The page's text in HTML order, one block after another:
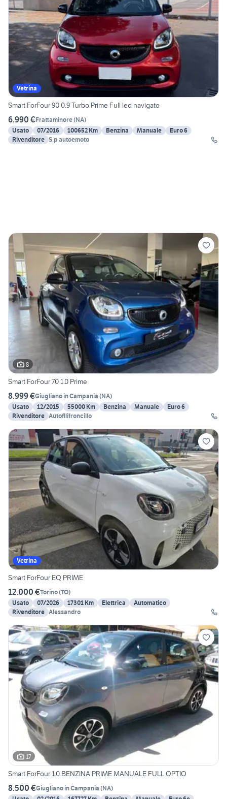
Vetrina
Smart ForFour 90 0.9 Turbo Prime Full led navigato
6.990 €Frattaminore(NA)
Usato
07/2016 100652 Km Benzina Manuale
Euro 6
Rivenditore S.p autoemoto
8
Smart ForFour 70 1.0 Prime
8.999 €Giugliano in Campania (NA)
Usato
12/2015 55000 Km Benzina Manuale
Euro 6
Rivenditore Autofllifroncillo
Vetrina
Smart ForFour EQ PRIME
12.000 €Torino(TO)
Usato
07/2026 17301 Km Elettrica
Automatico
Rivenditore Alessandro
17
Smart ForFour 1.0 BENZINA PRIME MANUALE FULL OPTIO
8.500 €Giugliano in Campania (NA)